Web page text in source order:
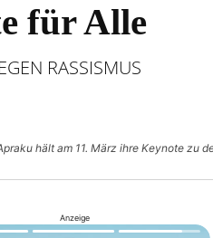
für Alle
RASSISMUS
hält am 11. März ihre Keynote zu
Anzeige